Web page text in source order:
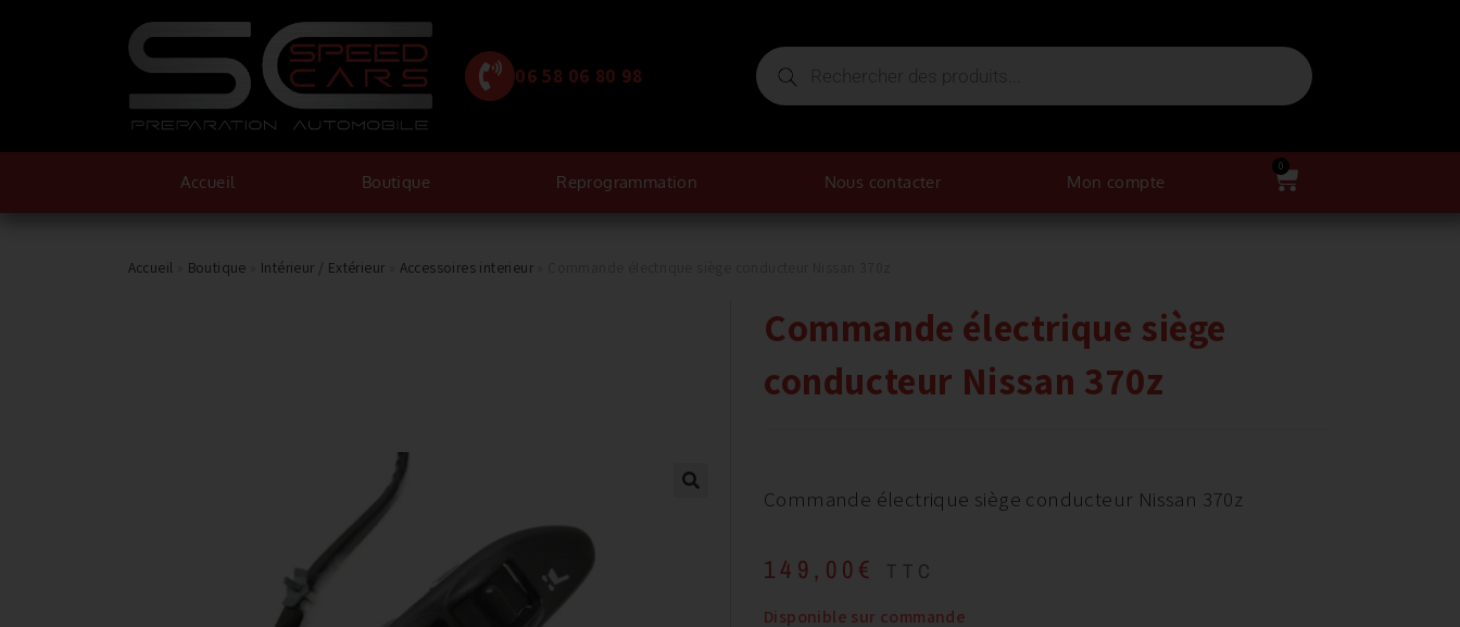
06 58 06 80 98
Accueil Boutique Reprogrammation Nous contacter Mon compte
0
Accueil Boutique Intérieur / Extérieur Accessoires interieur»
Commande électrique siège
conducteur Nissan 370z
Commande électrique siège conducteur Nissan 370z
149,00 € TTC
Disponible sur commande